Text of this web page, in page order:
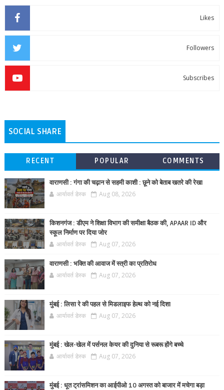
Likes
Followers
Subscribes
SOCIAL SHARE
RECENT POPULAR COMMENTS
वाराणसी : गंगा की चढ़ान से सहमी काशी : छूने को बेताब खतरे की रेखा
आर्यावर्त डेस्क Aug 08, 2026
किशनगंज : डीएम ने शिक्षा विभाग की समीक्षा बैठक की, APAAR ID और
स्कूल निर्माण पर दिया जोर
आर्यावर्त डेस्क Aug 07, 2026
वाराणसी : भक्ति की आवाज में स्त्री का प्रतिरोध
आर्यावर्त डेस्क Aug 07, 2026
मुंबई : लिसा रे की पहल से मिडलाइफ हेल्थ को नई दिशा
आर्यावर्त डेस्क Aug 07, 2026
मुंबई : खेल-खेल में पर्सनल केयर की दुनिया से रूबरू होंगे बच्चे
आर्यावर्त डेस्क Aug 07, 2026
मुंबई : धूत ट्रांसमिशन का आईपीओ 10 अगस्त को बाजार में मचेगा बड़ा